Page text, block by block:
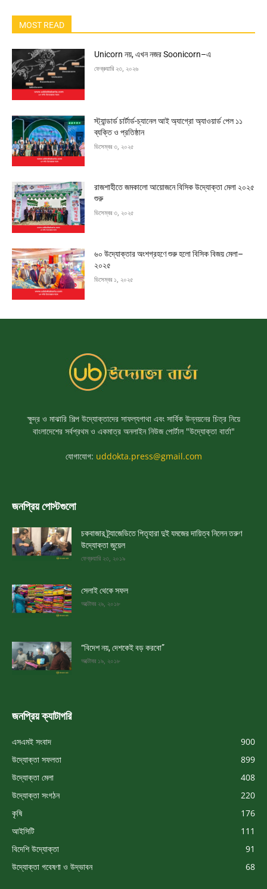
MOST READ
Unicorn নয়, এখন নজর Soonicorn–এ
ফেব্রুয়ারি ২৩, ২০২৬
স্ট্যান্ডার্ড চার্টার্ড-চ্যানেল আই অ্যাগ্রো অ্যাওয়ার্ড পেল ১১
ব্যক্তি ও প্রতিষ্ঠান
ডিসেম্বর ৩, ২০২৫
রাজশাহীতে জমকালো আয়োজনে বিসিক উদ্যোক্তা মেলা ২০২৫
শুরু
ডিসেম্বর ৩, ২০২৫
৬০ উদ্যোক্তার অংশগ্রহণে শুরু হলো বিসিক বিজয় মেলা–
২০২৫
ডিসেম্বর ১, ২০২৫
ক্ষুদ্র ও মাঝারি শিল্প উদ্যোক্তাদের সাফল্যগাথা এবং সার্বিক উন্নয়নের চিত্র নিয়ে
বাংলাদেশের সর্বপ্রথম ও একমাত্র অনলাইন নিউজ পোর্টাল "উদ্যোক্তা বার্তা"
যোগাযোগ: uddokta.press@gmail.com
জনপ্রিয় পোস্টগুলো
চকবাজার ট্র্যাজেডিতে পিতৃহারা দুই যমজের দায়িত্ব নিলেন তরুণ
উদ্যোক্তা জুয়েল
ফেব্রুয়ারি ২৩, ২০১৯
সেলাই থেকে সফল
অক্টোবর ২৯, ২০১৮
“বিদেশ নয়, দেশকেই বড় করবো”
অক্টোবর ১৯, ২০১৮
জনপ্রিয় ক্যাটাগরি
এসএমই সংবাদ
900
উদ্যোক্তা সফলতা
899
উদ্যোক্তা মেলা
408
উদ্যোক্তা সংগঠন
220
কৃষি
176
আইসিটি
111
বিদেশি উদ্যোক্তা
91
উদ্যোক্তা গবেষণা ও উদ্ভাবন
68